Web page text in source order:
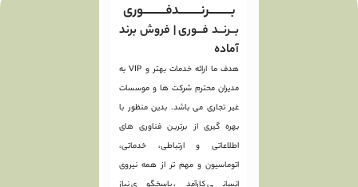
بـــــــــرنـــــــــدفـــــــــوری
بــرنــد فــوری | فروش برند
آماده
هدف ما ارائه خدمات بهتر و VIP به
مدیران محترم شرکت ها و موسسات
غیر تجاری می باشد. بدین منظور با
بهره گیری از برترین فناوری های
اطلاعاتی و ارتباطی، خدماتی،
اتوماسیون و مهم تر از همه نیروی